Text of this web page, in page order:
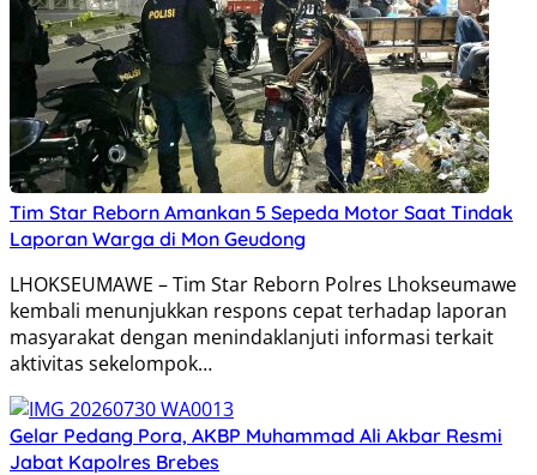
Tim Star Reborn Amankan 5 Sepeda Motor Saat Tindak
Laporan Warga di Mon Geudong
LHOKSEUMAWE – Tim Star Reborn Polres Lhokseumawe
kembali menunjukkan respons cepat terhadap laporan
masyarakat dengan menindaklanjuti informasi terkait
aktivitas sekelompok…
Gelar Pedang Pora, AKBP Muhammad Ali Akbar Resmi
Jabat Kapolres Brebes